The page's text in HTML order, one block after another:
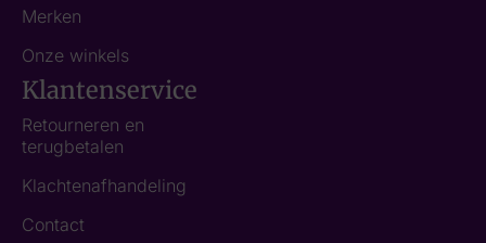
Merken
Onze winkels
Klantenservice
Retourneren en
terugbetalen
Klachtenafhandeling
Contact